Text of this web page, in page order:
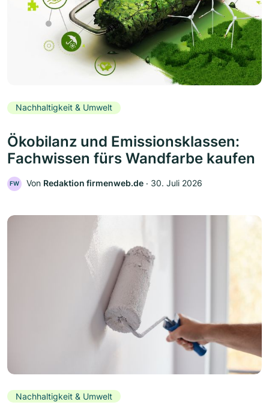
Nachhaltigkeit & Umwelt
Ökobilanz und Emissionsklassen:
Fachwissen fürs Wandfarbe kaufen
FW Von Redaktion firmenweb.de ‧ 30. Juli 2026
Nachhaltigkeit & Umwelt